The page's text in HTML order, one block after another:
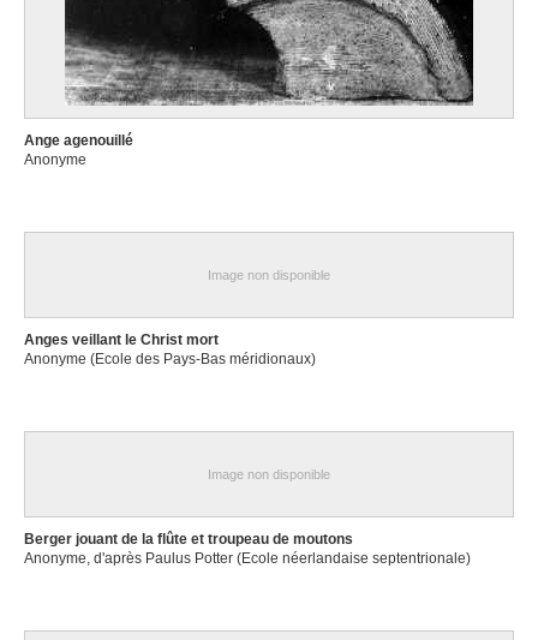
Ange agenouillé
Anonyme
Image non disponible
Anges veillant le Christ mort
Anonyme (Ecole des Pays-Bas méridionaux)
Image non disponible
Berger jouant de la flûte et troupeau de moutons
Anonyme, d'après Paulus Potter (Ecole néerlandaise septentrionale)